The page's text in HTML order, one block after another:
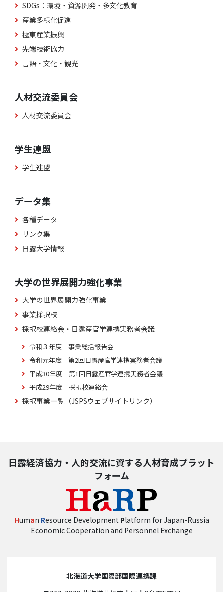
SDGs：環境・資源開発・多文化教育
産業多様化促進
極東産業振興
先端技術協力
言語・文化・観光
人材交流委員会
人材交流委員会
学生連盟
学生連盟
データ集
各種データ
リンク集
日露大学情報
大学の世界展開力強化事業
大学の世界展開力強化事業
事業採択校
採択校連絡会・日露産官学連携実務者会議
令和３年度 事業総括報告会
令和元年度 第2回日露産官学連携実務者会議
平成30年度 第1回日露産官学連携実務者会議
平成29年度 採択校連絡会
採択事業一覧（JSPSウェブサイトリンク）
日露経済協力・人的交流に資する人材育成プラット
フォーム
Human Resource Development Platform for Japan-Russia
Economic Cooperation and Personnel Exchange
北海道大学国際部国際連携課